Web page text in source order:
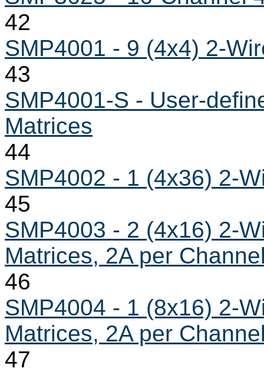
42
SMP4001 - 9 (4x4) 2-
43
SMP4001-S - User-
Matrices
44
SMP4002 - 1 (4x36) 2-
45
SMP4003 - 2 (4x16) 2-
Matrices, 2A per
46
SMP4004 - 1 (8x16) 2-
Matrices, 2A per
47